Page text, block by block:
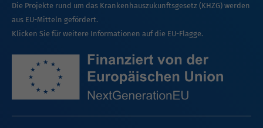
Die Projekte rund um das Krankenhauszukunftsgesetz (KHZG) werden
aus EU-Mitteln gefördert.
Klicken Sie für weitere Informationen auf die EU-Flagge.